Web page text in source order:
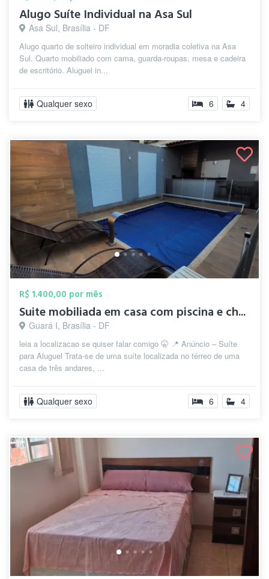
Alugo Suíte Individual na Asa Sul
Asa Sul, Brasília - DF
Alugo quarto de solteiro individual em moradia coletiva na Asa
Sul. Quarto mobiliado com cama, guarda-roupas, mesa e cadeira
de escritório. Aluguel in...
Qualquer sexo 6 4
R$ 1.400,00 por mês
Suite mobiliada em casa com piscina e ch...
Guará I, Brasília - DF
leia a localizacao se quiser falar comigo 🤫 📍 Anúncio – Suíte
para Aluguel Trata-se de uma suíte localizada no térreo de uma
casa de três andares, ...
Qualquer sexo 6 4